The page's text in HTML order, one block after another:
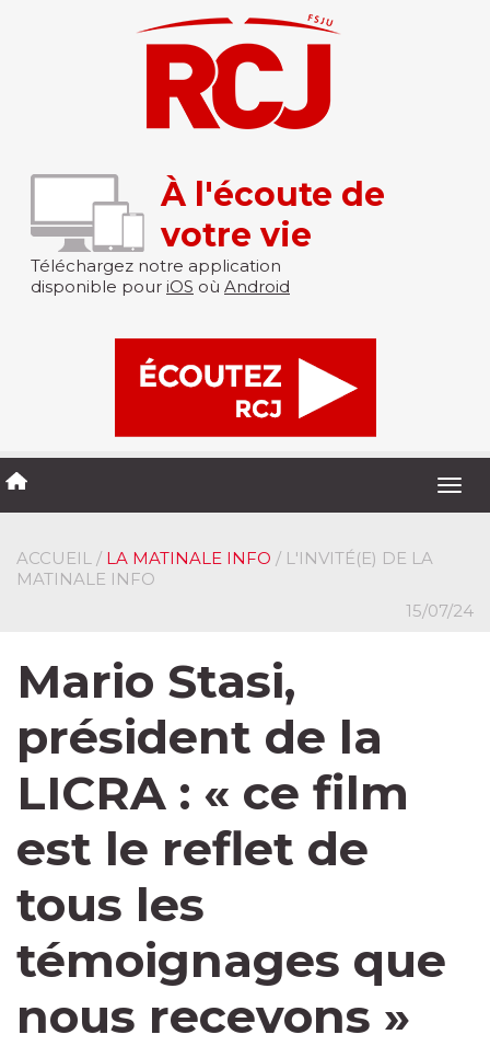
À l'écoute de
votre vie
Téléchargez notre application
disponible pour iOS où Android
ACCUEIL / LA MATINALE INFO / L'INVITÉ(E) DE LA
MATINALE INFO
15/07/24
Mario Stasi,
président de la
LICRA : « ce film
est le reflet de
tous les
témoignages que
nous recevons »